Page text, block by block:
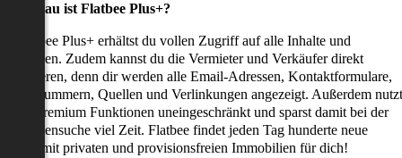
genau ist Flatbee Plus+?
Flatbee Plus+ erhältst du vollen Zugriff auf alle Inhalte und
Zudem kannst du die Vermieter und Verkäufer direkt
denn dir werden alle Email-Adressen, Kontaktformulare,
Quellen und Verlinkungen angezeigt. Außerdem nutzt
alle Premium Funktionen uneingeschränkt und sparst damit bei der
viel Zeit. Flatbee findet jeden Tag hunderte neue
mit privaten und provisionsfreien Immobilien für dich!